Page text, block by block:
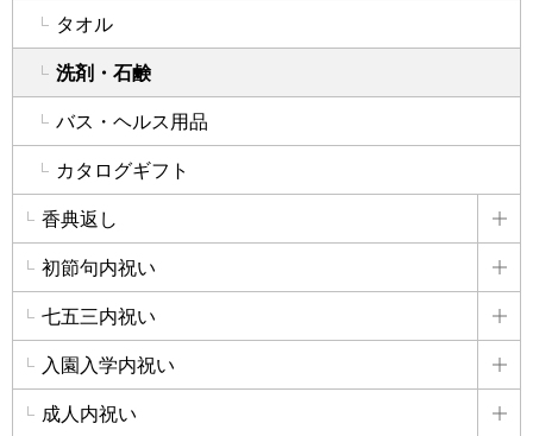
タオル
洗剤・石鹸
バス・ヘルス用品
カタログギフト
香典返し
詳
初節句内祝い
詳
七五三内祝い
詳
入園入学内祝い
詳
成人内祝い
詳